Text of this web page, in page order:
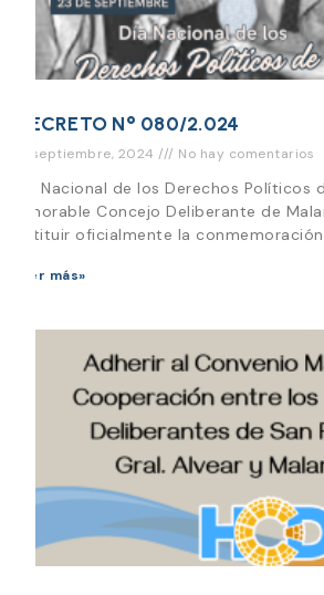
DECRETO N° 080/2.024
23 septiembre, 2024 No hay comentarios
Día Nacional de los Derechos Políticos
Honorable Concejo Deliberante de
instituir oficialmente la
Leer más»